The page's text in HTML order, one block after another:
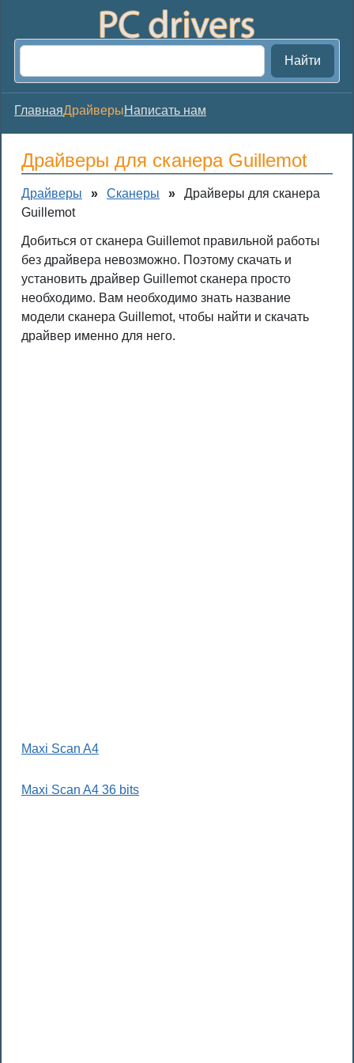
Найти
ГлавнаяДрайверыНаписать нам
Драйверы для сканера Guillemot
Драйверы » Сканеры »
Драйверы для сканера
Guillemot
Добиться от сканера Guillemot правильной работы
без драйвера невозможно. Поэтому скачать и
установить драйвер Guillemot сканера просто
необходимо. Вам необходимо знать название
модели сканера Guillemot, чтобы найти и скачать
драйвер именно для него.
Maxi Scan A4
Maxi Scan A4 36 bits